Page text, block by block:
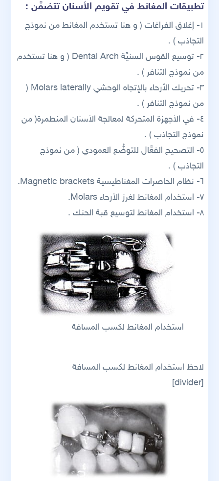
تطبيقات المغانط في تقويم الأسنان تتضمَّن :
١- إغلاق الفراغات ( و هنا تستخدم المغانط من نموذج
التجاذب ) .
٢- توسيع القوس السنيِّة Dental Arch ( و هنا تستخدم
من نموذج التنافر ) .
٣- تحريك الأرحاء بالإتجاه الوحشي Molars laterally (
من نموذج التنافر ) .
٤- في الأجهزة المتحركة لمعالجة الأسنان المنطمرة( من
نموذج التجاذب ) .
٥- التصحيح الفعَّال للتوضُّع العمودي ( من نموذج
التجاذب ) .
٦- نظام الحاصرات المغناطيسية Magnetic brackets.
٧- استخدام المغانط لغرز الأرحاء Molars.
٨- استخدام المغانط لتوسيع قبة الحنك .
استخدام المغانط لكسب المسافة
لاحظ استخدام المغانط لكسب المسافة
[divider]